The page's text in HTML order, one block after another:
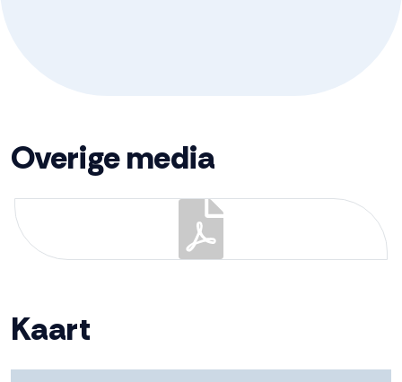
professioneel wilt ontvangen of op zoek bent naar een
flexibele werklocatie die met je meebeweegt—dit pand
biedt het allemaal. Laat je verrassen door de
mogelijkheden en plan vandaag nog een bezichtiging.
Dit is zo’n plek die je moet voelen.
Overige media
Kaart